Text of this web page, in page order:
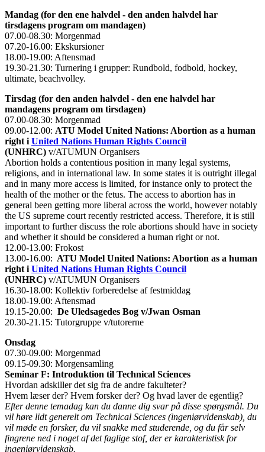
Mandag (for den ene halvdel - den anden halvdel har
tirsdagens program om mandagen)
07.00-08.30: Morgenmad
07.20-16.00: Ekskursioner
18.00-19.00: Aftensmad
19.30-21.30: Turnering i grupper: Rundbold, fodbold, hockey,
ultimate, beachvolley.
Tirsdag (for den anden halvdel - den ene halvdel har
mandagens program om tirsdagen)
07.00-08.30: Morgenmad
09.00-12.00: ATU Model United Nations: Abortion as a human
right i United Nations Human Rights Council
(UNHRC) v/ATUMUN Organisers
Abortion holds a contentious position in many legal systems,
religions, and in international law. In some states it is outright illegal
and in many more access is limited, for instance only to protect the
health of the mother or the fetus. The access to abortion has in
general been getting more liberal across the world, however notably
the US supreme court recently restricted access. Therefore, it is still
important to further discuss the role abortions should have in society
and whether it should be considered a human right or not.
12.00-13.00: Frokost
13.00-16.00: ATU Model United Nations: Abortion as a human
right i United Nations Human Rights Council
(UNHRC) v/ATUMUN Organisers
16.30-18.00: Kollektiv forberedelse af festmiddag
18.00-19.00: Aftensmad
19.15-20.00: De Uledsagedes Bog v/Jwan Osman
20.30-21.15: Tutorgruppe v/tutorerne
Onsdag
07.30-09.00: Morgenmad
09.15-09.30: Morgensamling
Seminar F: Introduktion til Technical Sciences
Hvordan adskiller det sig fra de andre fakulteter?
Hvem læser der? Hvem forsker der? Og hvad laver de egentlig?
Efter denne temadag kan du danne dig svar på disse spørgsmål. Du
vil høre lidt generelt om Technical Sciences (ingeniørvidenskab), du
vil møde en forsker, du vil snakke med studerende, og du får selv
fingrene ned i noget af det faglige stof, der er karakteristisk for
ingeniørvidenskab.